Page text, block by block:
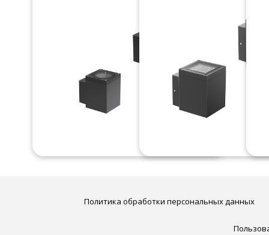
Политика обработки персональных данных